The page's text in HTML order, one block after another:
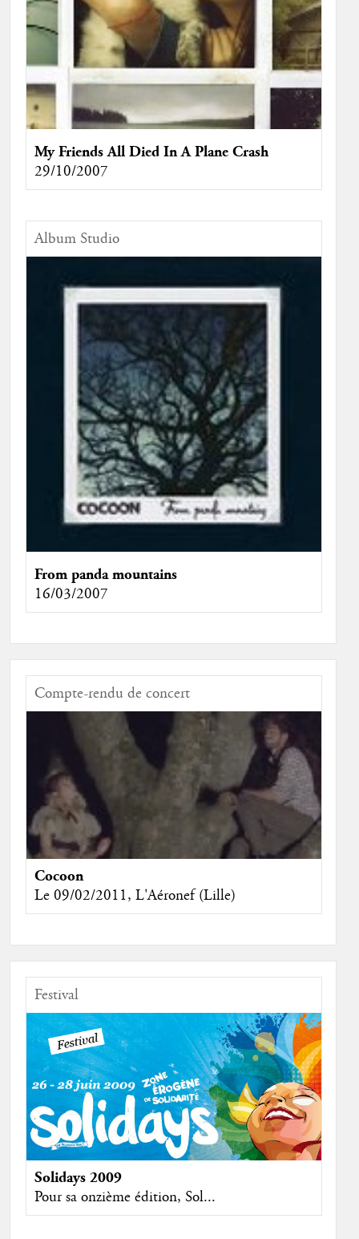
My Friends All Died In A Plane Crash
29/10/2007
Album Studio
From panda mountains
16/03/2007
Compte-rendu de concert
Cocoon
Le 09/02/2011, L'Aéronef (Lille)
Festival
Solidays 2009
Pour sa onzième édition, Sol...